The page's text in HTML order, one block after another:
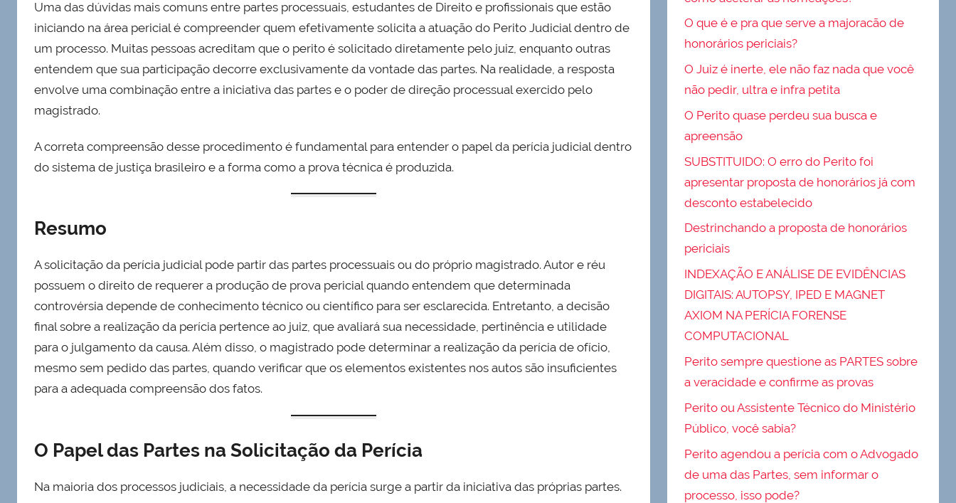
Uma das dúvidas mais comuns entre partes processuais, estudantes de Direito e profissionais que estão
iniciando na área pericial é compreender quem efetivamente solicita a atuação do Perito Judicial dentro de
um processo. Muitas pessoas acreditam que o perito é solicitado diretamente pelo juiz, enquanto outras
entendem que sua participação decorre exclusivamente da vontade das partes. Na realidade, a resposta
envolve uma combinação entre a iniciativa das partes e o poder de direção processual exercido pelo
magistrado.
A correta compreensão desse procedimento é fundamental para entender o papel da perícia judicial dentro
do sistema de justiça brasileiro e a forma como a prova técnica é produzida.
Resumo
A solicitação da perícia judicial pode partir das partes processuais ou do próprio magistrado. Autor e réu
possuem o direito de requerer a produção de prova pericial quando entendem que determinada
controvérsia depende de conhecimento técnico ou científico para ser esclarecida. Entretanto, a decisão
final sobre a realização da perícia pertence ao juiz, que avaliará sua necessidade, pertinência e utilidade
para o julgamento da causa. Além disso, o magistrado pode determinar a realização da perícia de ofício,
mesmo sem pedido das partes, quando verificar que os elementos existentes nos autos são insuficientes
para a adequada compreensão dos fatos.
O Papel das Partes na Solicitação da Perícia
Na maioria dos processos judiciais, a necessidade da perícia surge a partir da iniciativa das próprias partes.
O que é e pra que serve a majoracão de
honorários periciais?
O Juiz é inerte, ele não faz nada que você
não pedir, ultra e infra petita
O Perito quase perdeu sua busca e
apreensão
SUBSTITUIDO: O erro do Perito foi
apresentar proposta de honorários já com
desconto estabelecido
Destrinchando a proposta de honorários
periciais
INDEXAÇÃO E ANÁLISE DE EVIDÊNCIAS
DIGITAIS: AUTOPSY, IPED E MAGNET
AXIOM NA PERÍCIA FORENSE
COMPUTACIONAL
Perito sempre questione as PARTES sobre
a veracidade e confirme as provas
Perito ou Assistente Técnico do Ministério
Público, você sabia?
Perito agendou a perícia com o Advogado
de uma das Partes, sem informar o
processo, isso pode?